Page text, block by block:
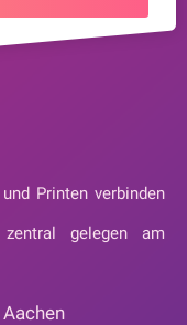
Printen verbinden
gelegen am